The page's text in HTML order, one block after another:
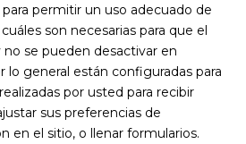
para permitir un uso adecuado de
son necesarias para que el
se pueden desactivar en
lo general están configuradas para
por usted para recibir
sus preferencias de
en el sitio, o llenar formularios.